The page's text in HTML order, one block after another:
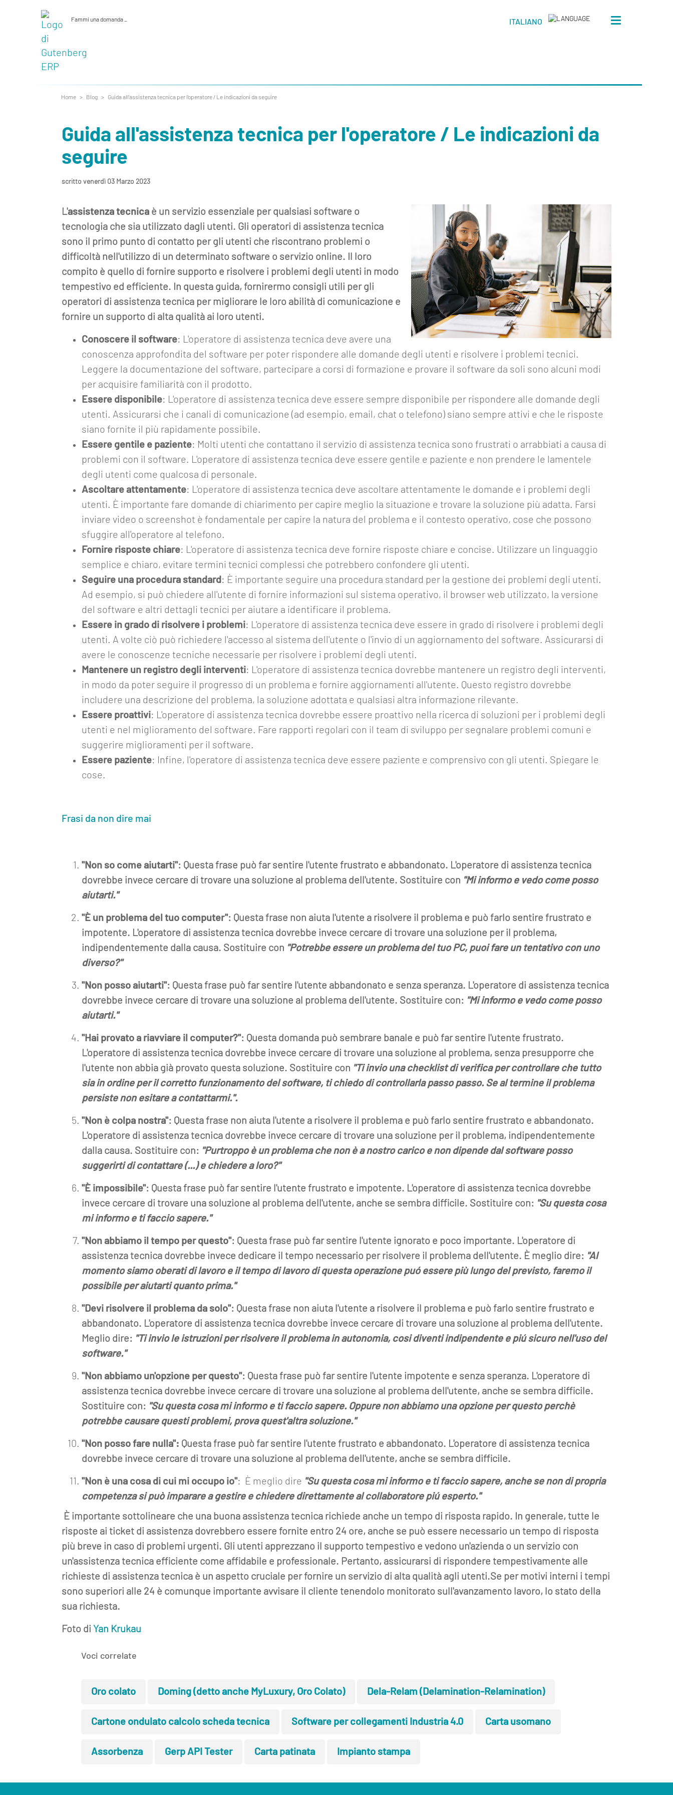
About
Funzionalità
Strumenti
Collegamenti
Industria
4.0
Eventi
Glossario
Blog
Lavora
con
noi
Mediakit
Contatti
Toggle
Fammi una domanda ITALIANO
Home > Blog > Guida all'assistenza tecnica per l'operatore / Le indicazioni da seguire
Guida all'assistenza tecnica per l'operatore / Le indicazioni da
seguire
scritto venerdì 03 Marzo 2023
L'assistenza tecnica è un servizio essenziale per qualsiasi software o
tecnologia che sia utilizzato dagli utenti. Gli operatori di assistenza tecnica
sono il primo punto di contatto per gli utenti che riscontrano problemi o
difficoltà nell'utilizzo di un determinato software o servizio online. Il loro
compito è quello di fornire supporto e risolvere i problemi degli utenti in modo
tempestivo ed efficiente. In questa guida, fornirermo consigli utili per gli
operatori di assistenza tecnica per migliorare le loro abilità di comunicazione e
fornire un supporto di alta qualità ai loro utenti.
Conoscere il software: L'operatore di assistenza tecnica deve avere una
conoscenza approfondita del software per poter rispondere alle domande degli utenti e risolvere i problemi tecnici.
Leggere la documentazione del software, partecipare a corsi di formazione e provare il software da soli sono alcuni modi
per acquisire familiarità con il prodotto.
Essere disponibile: L'operatore di assistenza tecnica deve essere sempre disponibile per rispondere alle domande degli
utenti. Assicurarsi che i canali di comunicazione (ad esempio, email, chat o telefono) siano sempre attivi e che le risposte
siano fornite il più rapidamente possibile.
Essere gentile e paziente: Molti utenti che contattano il servizio di assistenza tecnica sono frustrati o arrabbiati a causa di
problemi con il software. L'operatore di assistenza tecnica deve essere gentile e paziente e non prendere le lamentele
degli utenti come qualcosa di personale.
Ascoltare attentamente: L'operatore di assistenza tecnica deve ascoltare attentamente le domande e i problemi degli
utenti. È importante fare domande di chiarimento per capire meglio la situazione e trovare la soluzione più adatta. Farsi
inviare video o screenshot è fondamentale per capire la natura del problema e il contesto operativo, cose che possono
sfuggire all'operatore al telefono.
Fornire risposte chiare: L'operatore di assistenza tecnica deve fornire risposte chiare e concise. Utilizzare un linguaggio
semplice e chiaro, evitare termini tecnici complessi che potrebbero confondere gli utenti.
Seguire una procedura standard : È importante seguire una procedura standard per la gestione dei problemi degli utenti.
Ad esempio, si può chiedere all'utente di fornire informazioni sul sistema operativo, il browser web utilizzato, la versione
del software e altri dettagli tecnici per aiutare a identificare il problema.
Essere in grado di risolvere i problemi: L'operatore di assistenza tecnica deve essere in grado di risolvere i problemi degli
utenti. A volte ciò può richiedere l'accesso al sistema dell'utente o l'invio di un aggiornamento del software. Assicurarsi di
avere le conoscenze tecniche necessarie per risolvere i problemi degli utenti.
Mantenere un registro degli interventi: L'operatore di assistenza tecnica dovrebbe mantenere un registro degli interventi,
in modo da poter seguire il progresso di un problema e fornire aggiornamenti all'utente. Questo registro dovrebbe
includere una descrizione del problema, la soluzione adottata e qualsiasi altra informazione rilevante.
Essere proattivi: L'operatore di assistenza tecnica dovrebbe essere proattivo nella ricerca di soluzioni per i problemi degli
utenti e nel miglioramento del software. Fare rapporti regolari con il team di sviluppo per segnalare problemi comuni e
suggerire miglioramenti per il software.
Essere paziente: Infine, l'operatore di assistenza tecnica deve essere paziente e comprensivo con gli utenti. Spiegare le
cose.
Frasi da non dire mai
"Non so come aiutarti": Questa frase può far sentire l'utente frustrato e abbandonato. L'operatore di assistenza tecnica
dovrebbe invece cercare di trovare una soluzione al problema dell'utente. Sostituire con "Mi informo e vedo come posso
aiutarti."
"È un problema del tuo computer": Questa frase non aiuta l'utente a risolvere il problema e può farlo sentire frustrato e
impotente. L'operatore di assistenza tecnica dovrebbe invece cercare di trovare una soluzione per il problema,
indipendentemente dalla causa. Sostituire con "Potrebbe essere un problema del tuo PC, puoi fare un tentativo con uno
diverso?"
"Non posso aiutarti": Questa frase può far sentire l'utente abbandonato e senza speranza. L'operatore di assistenza tecnica
dovrebbe invece cercare di trovare una soluzione al problema dell'utente. Sostituire con: "Mi informo e vedo come posso
aiutarti."
"Hai provato a riavviare il computer?": Questa domanda può sembrare banale e può far sentire l'utente frustrato.
L'operatore di assistenza tecnica dovrebbe invece cercare di trovare una soluzione al problema, senza presupporre che
l'utente non abbia già provato questa soluzione. Sostituire con "Ti invio una checklist di verifica per controllare che tutto
sia in ordine per il corretto funzionamento del software, ti chiedo di controllarla passo passo. Se al termine il problema
persiste non esitare a contattarmi.".
"Non è colpa nostra": Questa frase non aiuta l'utente a risolvere il problema e può farlo sentire frustrato e abbandonato.
L'operatore di assistenza tecnica dovrebbe invece cercare di trovare una soluzione per il problema, indipendentemente
dalla causa. Sostituire con: "Purtroppo è un problema che non è a nostro carico e non dipende dal software posso
suggerirti di contattare (...) e chiedere a loro?"
"È impossibile": Questa frase può far sentire l'utente frustrato e impotente. L'operatore di assistenza tecnica dovrebbe
invece cercare di trovare una soluzione al problema dell'utente, anche se sembra difficile. Sostituire con: "Su questa cosa
mi informo e ti faccio sapere."
"Non abbiamo il tempo per questo": Questa frase può far sentire l'utente ignorato e poco importante. L'operatore di
assistenza tecnica dovrebbe invece dedicare il tempo necessario per risolvere il problema dell'utente. È meglio dire: "Al
momento siamo oberati di lavoro e il tempo di lavoro di questa operazione puó essere più lungo del previsto, faremo il
possibile per aiutarti quanto prima."
"Devi risolvere il problema da solo": Questa frase non aiuta l'utente a risolvere il problema e può farlo sentire frustrato e
abbandonato. L'operatore di assistenza tecnica dovrebbe invece cercare di trovare una soluzione al problema dell'utente.
Meglio dire: "Ti invio le istruzioni per risolvere il problema in autonomia, cosi diventi indipendente e piú sicuro nell'uso del
software."
"Non abbiamo un'opzione per questo": Questa frase può far sentire l'utente impotente e senza speranza. L'operatore di
assistenza tecnica dovrebbe invece cercare di trovare una soluzione al problema dell'utente, anche se sembra difficile.
Sostituire con: "Su questa cosa mi informo e ti faccio sapere. Oppure non abbiamo una opzione per questo perchè
potrebbe causare questi problemi, prova quest'altra soluzione."
"Non posso fare nulla": Questa frase può far sentire l'utente frustrato e abbandonato. L'operatore di assistenza tecnica
dovrebbe invece cercare di trovare una soluzione al problema dell'utente, anche se sembra difficile.
"Non è una cosa di cui mi occupo io": È meglio dire "Su questa cosa mi informo e ti faccio sapere, anche se non di propria
competenza si può imparare a gestire e chiedere direttamente al collaboratore piú esperto."
È importante sottolineare che una buona assistenza tecnica richiede anche un tempo di risposta rapido. In generale, tutte le
risposte ai ticket di assistenza dovrebbero essere fornite entro 24 ore, anche se può essere necessario un tempo di risposta
più breve in caso di problemi urgenti. Gli utenti apprezzano il supporto tempestivo e vedono un'azienda o un servizio con
un'assistenza tecnica efficiente come affidabile e professionale. Pertanto, assicurarsi di rispondere tempestivamente alle
richieste di assistenza tecnica è un aspetto cruciale per fornire un servizio di alta qualità agli utenti.Se per motivi interni i tempi
sono superiori alle 24 è comunque importante avvisare il cliente tenendolo monitorato sull'avanzamento lavoro, lo stato della
sua richiesta.
Foto di Yan Krukau
Voci correlate
Oro colato Doming (detto anche MyLuxury, Oro Colato) Dela-Relam (Delamination-Relamination)
Cartone ondulato calcolo scheda tecnica Software per collegamenti Industria 4.0 Carta usomano
Assorbenza Gerp API Tester Carta patinata Impianto stampa